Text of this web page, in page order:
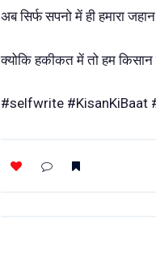
अब सिर्फ सपनो में ही हमारा
क्योकि हकीकत में तो हम किसान
#selfwrite #KisanKiBaat